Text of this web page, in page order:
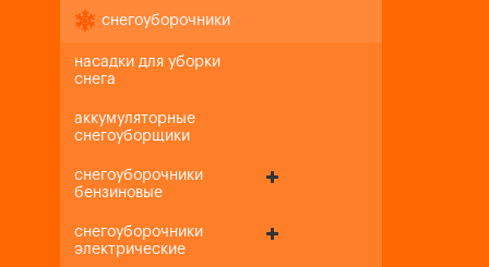
снегоуборочники
насадки для уборки
снега
аккумуляторные
снегоуборщики
снегоуборочники
бензиновые
снегоуборочники
электрические